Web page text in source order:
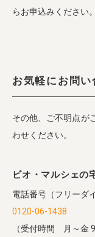
らお申込みください
お気軽にお問い
その他、ご不明点が
わせください。
ビオ・マルシェ
電話番号（フリーダ
0120-06-1438
（受付時間 月～金